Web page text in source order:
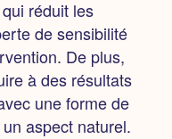
réduit les
de sensibilité
De plus,
à des résultats
une forme de
aspect naturel.